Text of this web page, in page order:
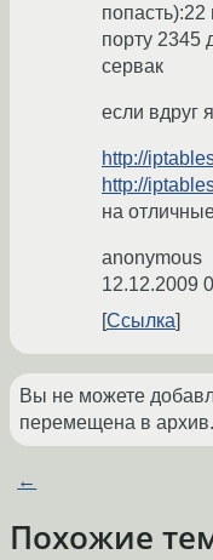
порту 2345
сервак
если вдруг
http://
http://
на
anonymous
12.12.2009
Ссылка
Вы не можете
перемещена в архив.
←
Похожие